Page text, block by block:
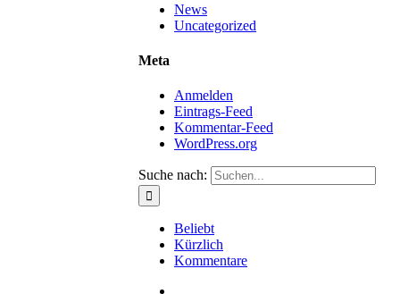
News
Uncategorized
Meta
Anmelden
Eintrags-Feed
Kommentar-Feed
WordPress.org
Suche nach:
Beliebt
Kürzlich
Kommentare